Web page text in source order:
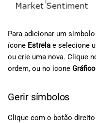
Para adicionar um
ícone Estrela e selecione
ou crie uma nova. Clique
ordem, ou no ícone Gráfico
Gerir símbolos
Clique com o botão